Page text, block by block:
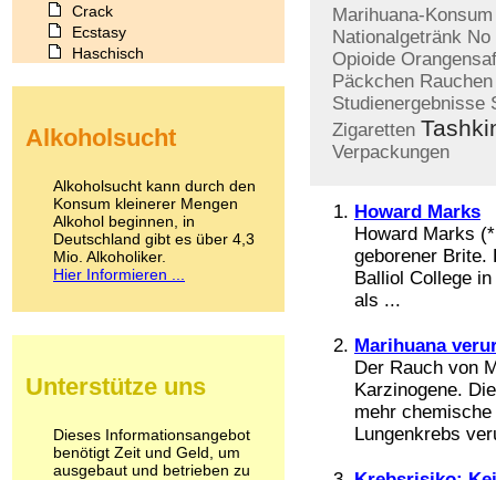
Marihuana-Konsum
Nationalgetränk No
Opioide
Päckchen Rauchen
Studienergebnisse
Zigaretten
Verpackungen
Howard Marks
Howard Marks
geborener Brite.
Balliol College
als ...
Marihuana
Der Rauch von
Karzinogene.
mehr
Lungenkrebs
Crack
Ecstasy
Haschisch
Kokain
LSD
Marihuana
Medikamente
Meskalin
Metamphetamin
Methadon
Pilze
Psychopharmaka
Schlafmittel
Schmerzmittel
Alkoholsucht
Alkoholsucht kann durch den
Konsum kleinerer Mengen
Alkohol beginnen, in
Deutschland gibt es über 4,3
Mio. Alkoholiker.
Hier Informieren ...
Unterstütze uns
Dieses Informationsangebot
benötigt Zeit und Geld, um
ausgebaut und betrieben zu